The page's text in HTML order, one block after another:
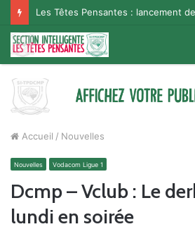
Accueil / Nouvelles
Nouvelles Vodacom Ligue 1
Dcmp – Vclub : Le
lundi en soirée